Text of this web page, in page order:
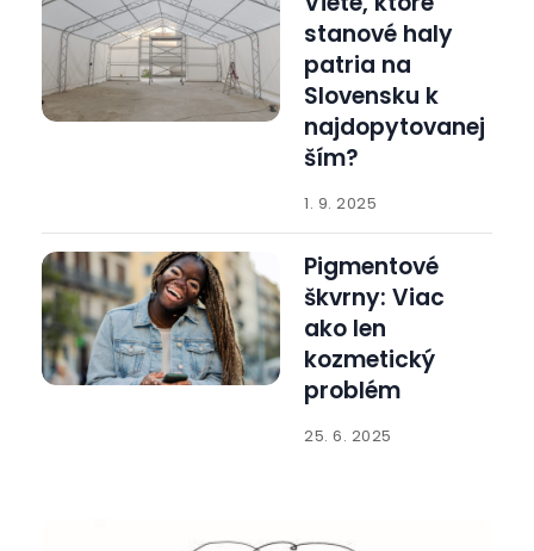
stanové haly
patria na
Slovensku k
najdopytovanej
ším?
1. 9. 2025
Pigmentové
škvrny: Viac
ako len
kozmetický
problém
25. 6. 2025